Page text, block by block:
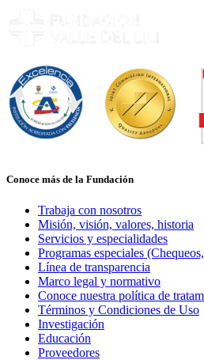
Conoce más de la Fundación
Trabaja con nosotros
Misión, visión, valores, historia
Servicios y especialidades
Programas especiales
Línea de transparencia
Marco legal y normativo
Conoce nuestra política de
Términos y Condiciones de Uso
Investigación
Educación
Proveedores